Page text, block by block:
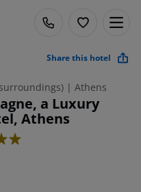
Share this hotel
| Athens
a Luxury
Athens